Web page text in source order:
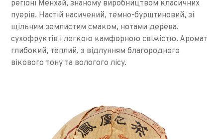
регіоні Менхай, знаному виробництвом класичних
пуерів. Настій насичений, темно-бурштиновий, зі
щільним землистим смаком, нотами дерева,
сухофруктів і легкою камфорною свіжістю. Аромат
глибокий, теплий, з відлунням благородного
вікового тону та вологого лісу.